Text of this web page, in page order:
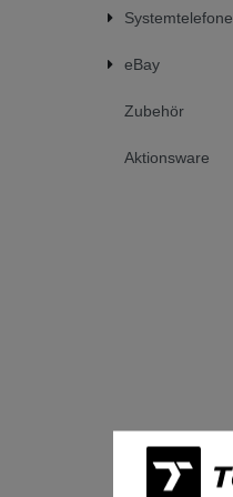
Systemtelefone
eBay
Zubehör
Aktionsware